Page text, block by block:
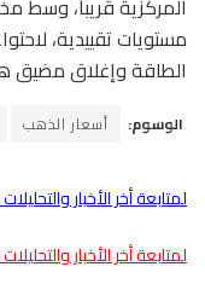
المركزية قريباً، وسط
مستويات تقييدية،
الطاقة وإغلاق مضيق
الوسوم: أسعار الذهب
لمتابعة أخر الأخبار
لمتابعة أخر الأخبار